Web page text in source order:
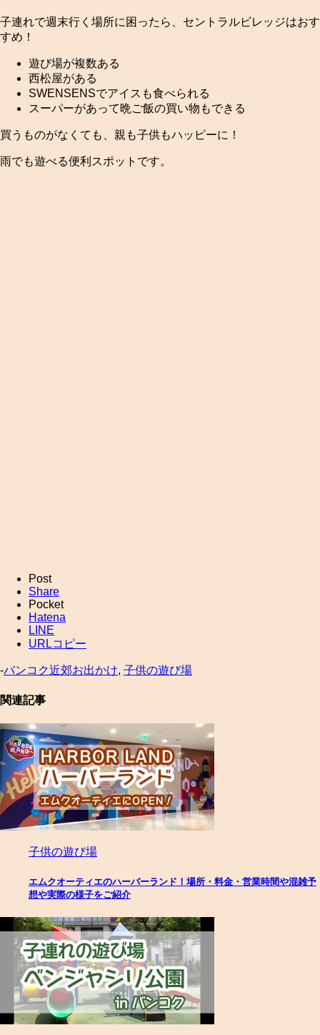
子連れで週末行く場所に困ったら、セントラルビレッジはおす
すめ！
遊び場が複数ある
西松屋がある
SWENSENSでアイスも食べられる
スーパーがあって晩ご飯の買い物もできる
買うものがなくても、親も子供もハッピーに！
雨でも遊べる便利スポットです。
Post
Share
Pocket
Hatena
LINE
URLコピー
-バンコク近郊お出かけ, 子供の遊び場
関連記事
子供の遊び場
エムクオーティエのハーバーランド！場所・料金・営業時間や混雑予
想や実際の様子をご紹介